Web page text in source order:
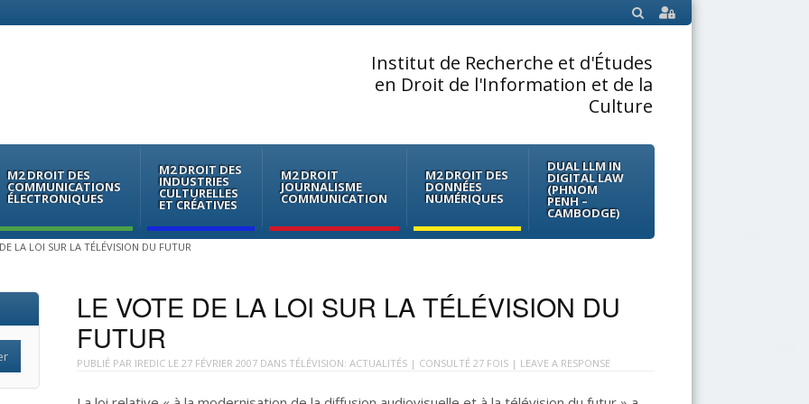
SEARCH
Institut de Recherche et d'Études
en Droit de l'Information et de la
Culture
M2 DROIT DES
COMMUNICATIONS
ÉLECTRONIQUES
M2 DROIT DES
INDUSTRIES
CULTURELLES
ET CRÉATIVES
M2 DROIT
JOURNALISME
COMMUNICATION
M2 DROIT DES
DONNÉES
NUMÉRIQUES
DUAL LLM IN
DIGITAL LAW
(PHNOM
PENH –
CAMBODGE)
LA LOI SUR LA TÉLÉVISION DU FUTUR
LE VOTE DE LA LOI SUR LA TÉLÉVISION DU
FUTUR
PUBLIÉ PAR IREDICLE 27 FÉVRIER 2007DANS TÉLÉVISION: ACTUALITÉS| CONSULTÉ 27 FOIS | LEAVE A RESPONSE